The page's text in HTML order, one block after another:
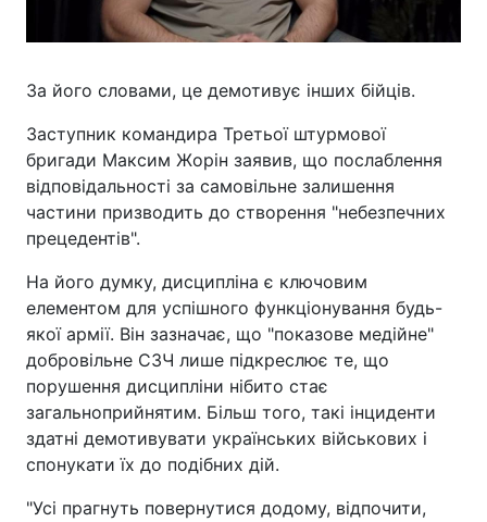
За його словами, це демотивує інших бійців.
Заступник командира Третьої штурмової
бригади Максим Жорін заявив, що послаблення
відповідальності за самовільне залишення
частини призводить до створення "небезпечних
прецедентів".
На його думку, дисципліна є ключовим
елементом для успішного функціонування будь-
якої армії. Він зазначає, що "показове медійне"
добровільне СЗЧ лише підкреслює те, що
порушення дисципліни нібито стає
загальноприйнятим. Більш того, такі інциденти
здатні демотивувати українських військових і
спонукати їх до подібних дій.
"Усі прагнуть повернутися додому, відпочити,